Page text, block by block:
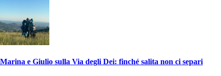
Marina e Giulio sulla Via degli Dei: finché salita non ci separi